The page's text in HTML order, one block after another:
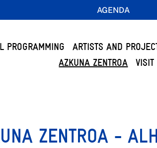
AGENDA
PROGRAMMING ARTISTS AND
AZKUNA ZENTROA
VISIT
ZENTROA -